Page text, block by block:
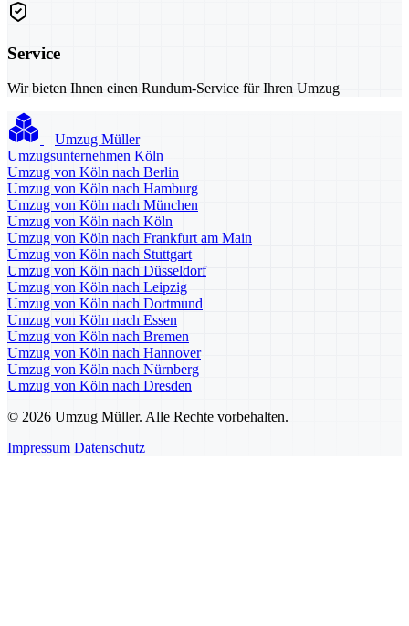
Service
Wir bieten Ihnen einen Rundum-Service für Ihren Umzug
Umzug Müller
Umzugsunternehmen Köln
Umzug von Köln nach Berlin
Umzug von Köln nach Hamburg
Umzug von Köln nach München
Umzug von Köln nach Köln
Umzug von Köln nach Frankfurt am Main
Umzug von Köln nach Stuttgart
Umzug von Köln nach Düsseldorf
Umzug von Köln nach Leipzig
Umzug von Köln nach Dortmund
Umzug von Köln nach Essen
Umzug von Köln nach Bremen
Umzug von Köln nach Hannover
Umzug von Köln nach Nürnberg
Umzug von Köln nach Dresden
© 2026 Umzug Müller. Alle Rechte vorbehalten.
Impressum Datenschutz